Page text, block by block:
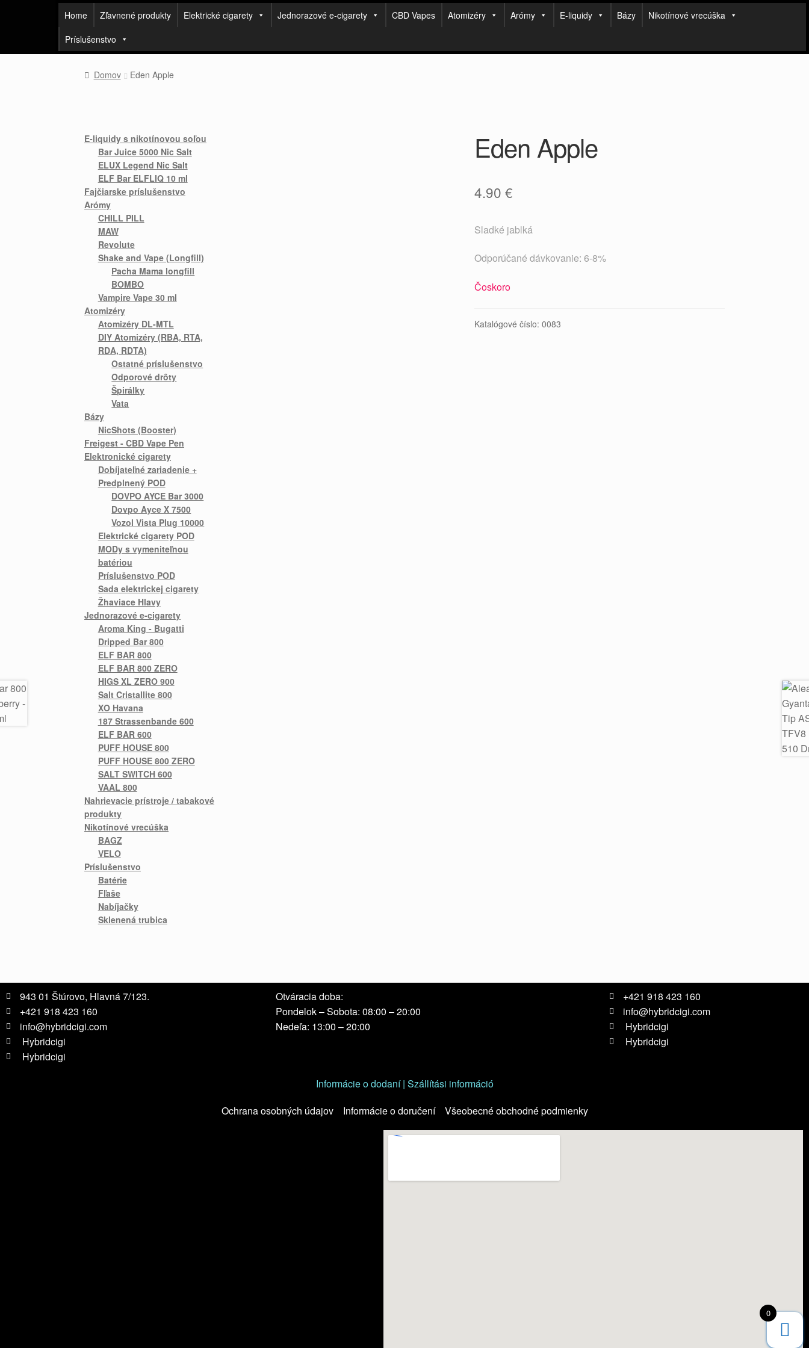
Home Zľavnené produkty Elektrické cigarety Jednorazové e-cigarety CBD Vapes Atomizéry Arómy E-liquidy Bázy
Nikotínové vrecúška
Príslušenstvo
Domov Eden Apple
Eden Apple
4.90 €
Sladké jablká
Odporúčané dávkovanie: 6-8%
Čoskoro
Katalógové číslo: 0083
E-liquidy s nikotínovou soľou
Bar Juice 5000 Nic Salt
ELUX Legend Nic Salt
ELF Bar ELFLIQ 10 ml
Fajčiarske príslušenstvo
Arómy
CHILL PILL
MAW
Revolute
Shake and Vape (Longfill)
Pacha Mama longfill
BOMBO
Vampire Vape 30 ml
Atomizéry
Atomizéry DL-MTL
DIY Atomizéry (RBA, RTA,
RDA, RDTA)
Ostatné príslušenstvo
Odporové drôty
Špirálky
Vata
Bázy
NicShots (Booster)
Freigest - CBD Vape Pen
Elektronické cigarety
Dobíjateľné zariadenie +
Predplnený POD
DOVPO AYCE Bar 3000
Dovpo Ayce X 7500
Vozol Vista Plug 10000
Elektrické cigarety POD
MODy s vymeniteľnou
batériou
Príslušenstvo POD
Sada elektrickej cigarety
Žhaviace Hlavy
Jednorazové e-cigarety
Aroma King - Bugatti
Dripped Bar 800
ELF BAR 800
ELF BAR 800 ZERO
HIGS XL ZERO 900
Salt Cristallite 800
XO Havana
187 Strassenbande 600
ELF BAR 600
PUFF HOUSE 800
PUFF HOUSE 800 ZERO
SALT SWITCH 600
VAAL 800
Nahrievacie prístroje / tabakové
produkty
Nikotínové vrecúška
BAGZ
VELO
Príslušenstvo
Batérie
Fľaše
Nabíjačky
Sklenená trubica
943 01 Štúrovo, Hlavná 7/123.
+421 918 423 160
info@hybridcigi.com
Hybridcigi
Hybridcigi
Otváracia doba:
Pondelok – Sobota: 08:00 – 20:00
Nedeľa: 13:00 – 20:00
+421 918 423 160
info@hybridcigi.com
Hybridcigi
Hybridcigi
Informácie o dodaní | Szállítási információ
Ochrana osobných údajov
Informácie o doručení Všeobecné obchodné podmienky
0